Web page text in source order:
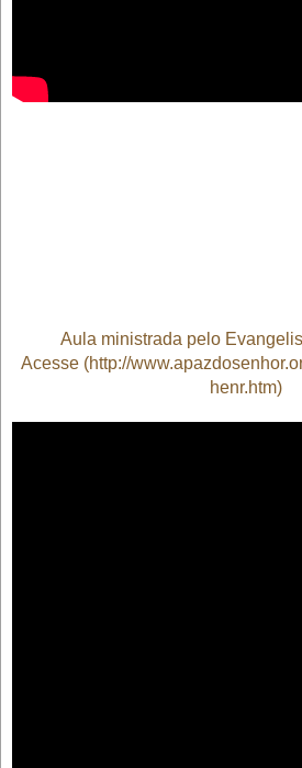
Aula ministrada pelo
Acesse (http://
henr.htm)